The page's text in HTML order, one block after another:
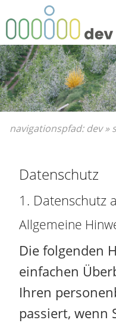
Bitte wählen Sie:
zur
zum Hauptinhalt
zum
Sie sind hier:
Dev»
Service»
Datenschutz
navigationspfad:dev»
Datenschutz
1. Datenschutz
Allgemeine
Die folgenden
einfachen
Ihren
passiert, wenn